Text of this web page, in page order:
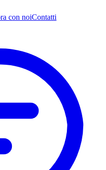
con noiContatti